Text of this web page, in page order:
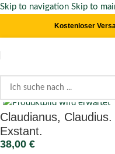
Skip to navigation Skip to
Kostenloser
Start/ Literatur
Click to enlarge
Claudianus,
Exstant.
38,00 €